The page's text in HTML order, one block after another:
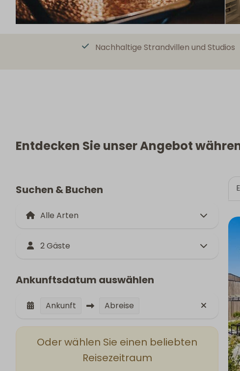
Nachhaltige Strandvillen und Studios
Entdecken Sie unser Angebot
Suchen & Buchen
2 Gäste
Ankunftsdatum auswählen
Ankunft Abreise
Oder wählen Sie einen beliebten
Reisezeitraum